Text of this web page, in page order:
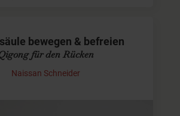
bewegen & befreien
für den Rücken
Naissan Schneider